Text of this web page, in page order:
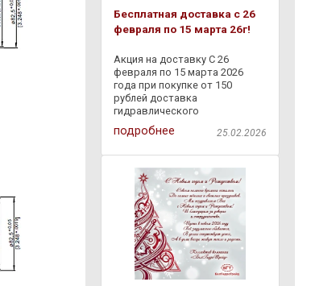
Бесплатная доставка с 26
февраля по 15 марта 26г!
Акция на доставку С 26
февраля по 15 марта 2026
года при покупке от 150
рублей доставка
гидравлического
оборудования через
"Европочту" бесплатно по
платежом на ПВЗ "Европочты"
. Заказывайте
подробнее 25.02.2026